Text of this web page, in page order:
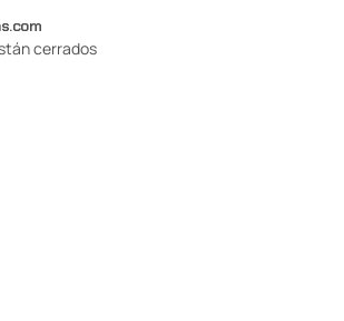
cerrados